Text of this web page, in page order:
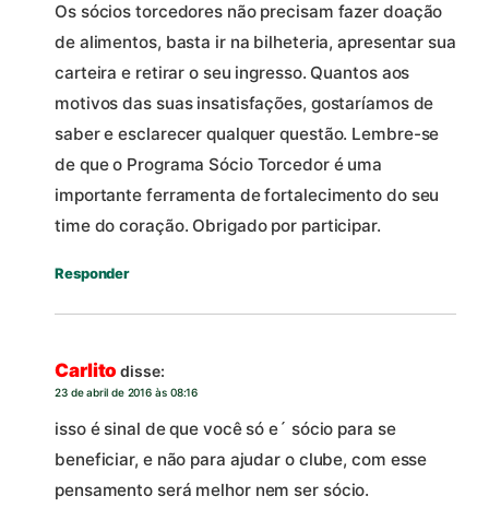
Os sócios torcedores não precisam fazer doação
de alimentos, basta ir na bilheteria, apresentar sua
carteira e retirar o seu ingresso. Quantos aos
motivos das suas insatisfações, gostaríamos de
saber e esclarecer qualquer questão. Lembre-se
de que o Programa Sócio Torcedor é uma
importante ferramenta de fortalecimento do seu
time do coração. Obrigado por participar.
Responder
Carlito disse:
23 de abril de 2016 às 08:16
isso é sinal de que você só e´ sócio para se
beneficiar, e não para ajudar o clube, com esse
pensamento será melhor nem ser sócio.